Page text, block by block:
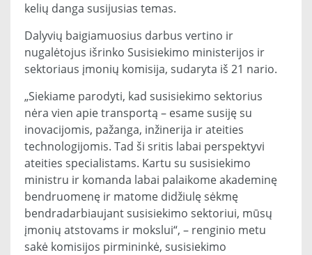
kelių danga susijusias temas.
Dalyvių baigiamuosius darbus vertino ir
nugalėtojus išrinko Susisiekimo ministerijos ir
sektoriaus įmonių komisija, sudaryta iš 21 nario.
„Siekiame parodyti, kad susisiekimo sektorius
nėra vien apie transportą – esame susiję su
inovacijomis, pažanga, inžinerija ir ateities
technologijomis. Tad ši sritis labai perspektyvi
ateities specialistams. Kartu su susisiekimo
ministru ir komanda labai palaikome akademinę
bendruomenę ir matome didžiulę sėkmę
bendradarbiaujant susisiekimo sektoriui, mūsų
įmonių atstovams ir mokslui“, – renginio metu
sakė komisijos pirmininkė, susisiekimo